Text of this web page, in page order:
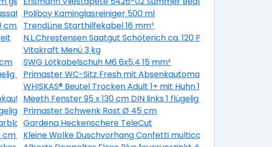
(B6) Variant
Poliboy Kaminglasreiniger 500 ml
cm mit EPDM-Dach
TrendLine Starthilfekabel 16 mm²
N.L.Chrestensen Saatgut Schöterich ca. 120 Pflanzen
Vitakraft Menü 3 kg
SWG Lötkabelschuh M6 6x5,4 15 mm²
Dreh-Kipp weiß
Primaster WC-Sitz Fresh mit Absenkautomatik
WHISKAS® Beutel Trocken Adult 1+ mit Huhn 1,9 kg 1,9 kg
Meeth Fenster 95 x 130 cm DIN links 1 flügelig Dreh-Kipp
Dreh-Kipp golden Oak
Primaster Schwenk Rost Ø 45 cm
matt
Gardena Heckenschere TeleCut
x 7 cm, grau, anthrazit
Kleine Wolke Duschvorhang Confetti multicolor, 180 x 200 cm